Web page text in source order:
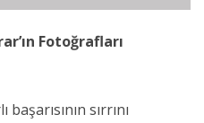
Fotoğrafları
sırrını